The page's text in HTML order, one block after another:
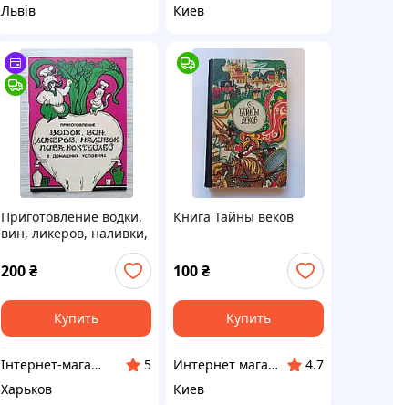
Львів
Киев
Приготовление водки,
вин, ликеров, наливки,
домашних условиях
200₴
Купить
Інтернет-магазин "Гармонія"
5
Харьков
Книга Тайны веков
100₴
Купить
Интернет магазин сувениров Старик Хоттабыч
4.7
Киев